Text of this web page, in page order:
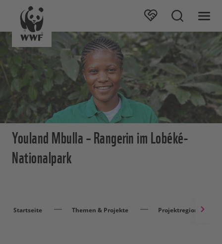
Youland Mbulla – Rangerin im Lobéké-
Nationalpark
Startseite Themen & Projekte Projektregionen